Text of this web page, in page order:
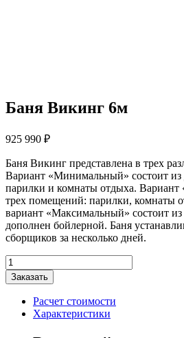
Баня Викинг 6м
925 990 ₽
Баня Викинг представлена в трех
Вариант «Минимальный» состоит
парилки и комнаты отдыха. Вариант
трех помещений: парилки, комнаты
вариант «Максимальный» состоит
дополнен бойлерной. Баня
сборщиков за несколько дней.
Количество
товара
Баня
Викинг
Заказать
Расчет стоимости
Характеристики